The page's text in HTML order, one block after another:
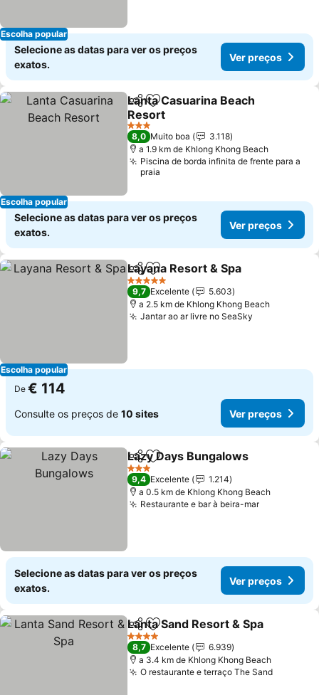
Escolha popular
Selecione as datas para ver os preços
exatos.
Ver preços
Escolha popular
PartilharAdicionar aos favoritos
Lanta Casuarina Beach
Resort
Ver preços
3 Estrelas
8,0 Muito boa
3.118
a 1.9 km de Khlong Khong Beach
Piscina de borda infinita de frente para a
praia
Selecione as datas para ver os preços
exatos.
Ver preços
Escolha popular
PartilharAdicionar aos favoritos
Layana Resort & Spa
5 Estrelas
9,7 Excelente
5.603
a 2.5 km de Khlong Khong Beach
Jantar ao ar livre no SeaSky
De € 114
Consulte os preços de 10 sites Ver preços
PartilharAdicionar aos favoritos
Lazy Days Bungalows
3 Estrelas
9,4 Excelente
1.214
a 0.5 km de Khlong Khong Beach
Restaurante e bar à beira-marVer preços
Selecione as datas para ver os preços
exatos.
Ver preços
PartilharAdicionar aos favoritos
Lanta Sand Resort & Spa
4 Estrelas
8,7 Excelente
6.939
a 3.4 km de Khlong Khong Beach
O restaurante e terraço The SandVer